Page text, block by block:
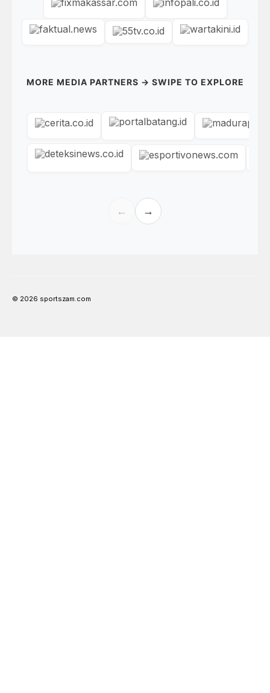
MORE MEDIA PARTNERS → SWIPE TO EXPLORE
← →
© 2026 sportszam.com